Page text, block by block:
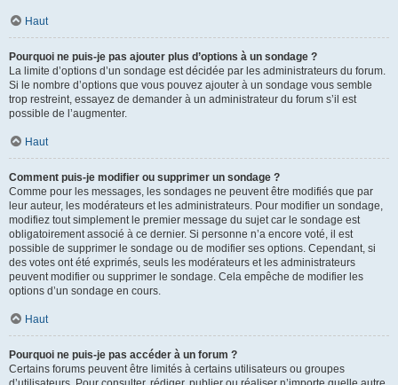
Haut
Pourquoi ne puis-je pas ajouter plus d’options à un sondage ?
La limite d’options d’un sondage est décidée par les administrateurs du forum.
Si le nombre d’options que vous pouvez ajouter à un sondage vous semble
trop restreint, essayez de demander à un administrateur du forum s’il est
possible de l’augmenter.
Haut
Comment puis-je modifier ou supprimer un sondage ?
Comme pour les messages, les sondages ne peuvent être modifiés que par
leur auteur, les modérateurs et les administrateurs. Pour modifier un sondage,
modifiez tout simplement le premier message du sujet car le sondage est
obligatoirement associé à ce dernier. Si personne n’a encore voté, il est
possible de supprimer le sondage ou de modifier ses options. Cependant, si
des votes ont été exprimés, seuls les modérateurs et les administrateurs
peuvent modifier ou supprimer le sondage. Cela empêche de modifier les
options d’un sondage en cours.
Haut
Pourquoi ne puis-je pas accéder à un forum ?
Certains forums peuvent être limités à certains utilisateurs ou groupes